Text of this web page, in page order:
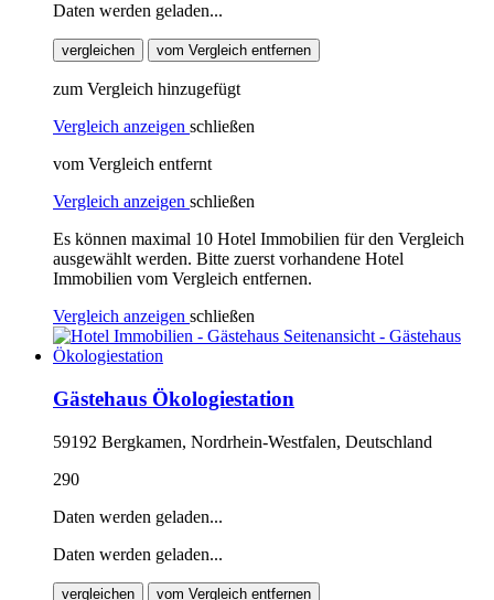
Daten werden geladen...
vergleichen vom Vergleich entfernen
zum Vergleich hinzugefügt
Vergleich anzeigen schließen
vom Vergleich entfernt
Vergleich anzeigen schließen
Es können maximal 10 Hotel Immobilien für den Vergleich
ausgewählt werden. Bitte zuerst vorhandene Hotel
Immobilien vom Vergleich entfernen.
Vergleich anzeigen schließen
Gästehaus Ökologiestation
59192 Bergkamen, Nordrhein-Westfalen, Deutschland
290
Daten werden geladen...
Daten werden geladen...
vergleichen vom Vergleich entfernen